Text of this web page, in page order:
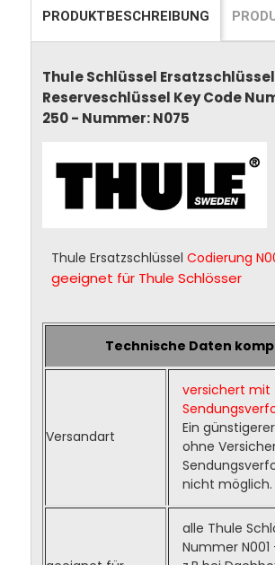
PRODUKTBESCHREIBUNG
Thule Schlüssel Ersatzschlüssel
Reserveschlüssel Key Code
250 - Nummer: N075
Thule Ersatzschlüssel Codierung
geeignet für Thule Schlösser
Technische Daten
Versandart
versichert mit
Ein
ohne
nicht möglich.
alle Thule
Nummer N001